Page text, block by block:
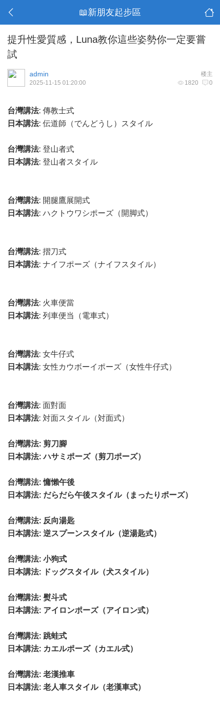
📖新朋友起步區
提升性愛質感，Luna教你這些姿勢你一定要嘗
試
楼主
admin
1820 0
2025-11-15 01:20:00
台灣講法: 傳教士式
日本講法: 伝道師（でんどうし）スタイル
台灣講法: 登山者式
日本講法: 登山者スタイル
台灣講法: 開腿鷹展開式
日本講法: ハクトウワシポーズ（開脚式）
台灣講法: 摺刀式
日本講法: ナイフポーズ（ナイフスタイル）
台灣講法: 火車便當
日本講法: 列車便当（電車式）
台灣講法: 女牛仔式
日本講法: 女性カウボーイポーズ（女性牛仔式）
台灣講法: 面對面
日本講法: 対面スタイル（対面式）
台灣講法: 剪刀腳
日本講法: ハサミポーズ（剪刀ポーズ）
台灣講法: 慵懶午後
日本講法: だらだら午後スタイル（まったりポーズ）
台灣講法: 反向湯匙
日本講法: 逆スプーンスタイル（逆湯匙式）
台灣講法: 小狗式
日本講法: ドッグスタイル（犬スタイル）
台灣講法: 熨斗式
日本講法: アイロンポーズ（アイロン式）
台灣講法: 跳蛙式
日本講法: カエルポーズ（カエル式）
台灣講法: 老漢推車
日本講法: 老人車スタイル（老漢車式）